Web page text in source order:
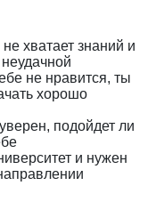
хватает знаний и
не нравится, ты
хорошо
подойдет ли
и нужен